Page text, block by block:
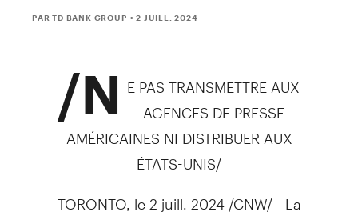
PAR TD BANK GROUP • 2 JUILL. 2024
/N E PAS TRANSMETTRE AUX
AGENCES DE PRESSE
AMÉRICAINES NI DISTRIBUER AUX
ÉTATS-UNIS/
TORONTO, le 2 juill. 2024 /CNW/ - La